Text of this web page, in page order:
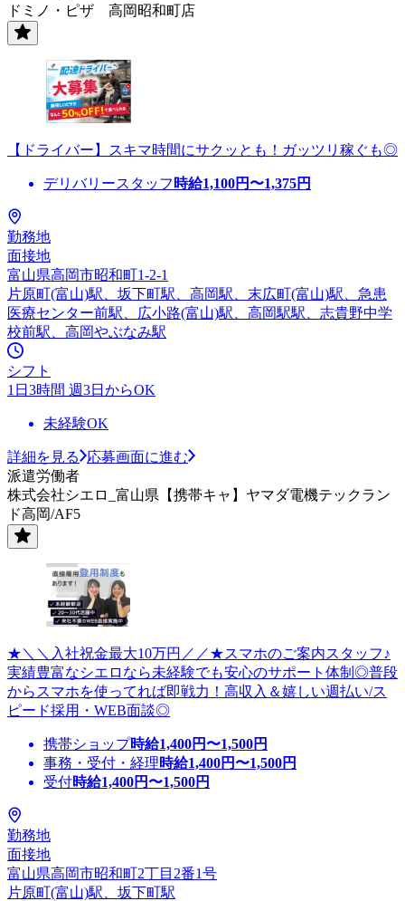
ドミノ・ピザ 高岡昭和町店
【ドライバー】スキマ時間にサクッとも！ガッツリ稼ぐも◎
デリバリースタッフ 時給1,100円〜1,375円
勤務地
面接地
富山県高岡市昭和町1-2-1
片原町(富山)駅、坂下町駅、高岡駅、末広町(富山)駅、急患
医療センター前駅、広小路(富山)駅、高岡駅駅、志貴野中学
校前駅、高岡やぶなみ駅
シフト
1日3時間 週3日からOK
未経験OK
詳細を見る
応募画面に進む
派遣労働者
株式会社シエロ_富山県【携帯キャ】ヤマダ電機テックラン
ド高岡/AF5
★＼＼入社祝金最大10万円／／★スマホのご案内スタッフ♪
実績豊富なシエロなら未経験でも安心のサポート体制◎普段
からスマホを使ってれば即戦力！高収入＆嬉しい週払い/ス
ピード採用・WEB面談◎
携帯ショップ時給1,400円〜1,500円
事務・受付・経理時給1,400円〜1,500円
受付時給1,400円〜1,500円
勤務地
面接地
富山県高岡市昭和町2丁目2番1号
片原町(富山)駅、坂下町駅